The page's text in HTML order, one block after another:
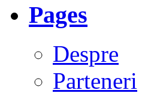
Pages
Despre
Parteneri